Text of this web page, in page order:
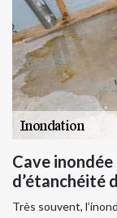
Cave inondée
d’étanchéité
Très souvent,